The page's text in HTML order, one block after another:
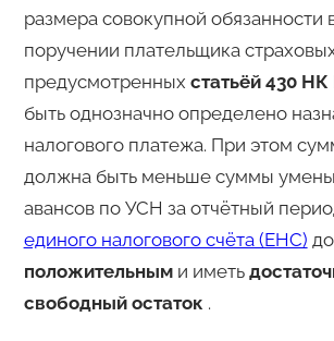
размера совокупной обязанности
поручении плательщика
предусмотренных статьёй 430
быть однозначно определено
налогового платежа. При этом
должна быть меньше суммы
авансов по УСН за отчётный
единого налогового счёта (ЕНС)
положительным и иметь
свободный остаток .